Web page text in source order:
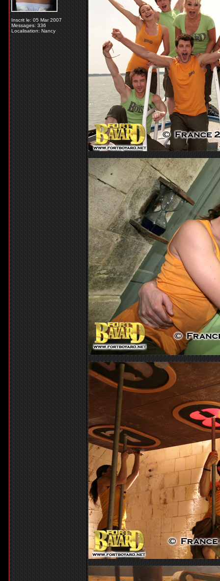
Inscrit le: 05 Mar 2007
Messages: 336
Localisation: Nancy